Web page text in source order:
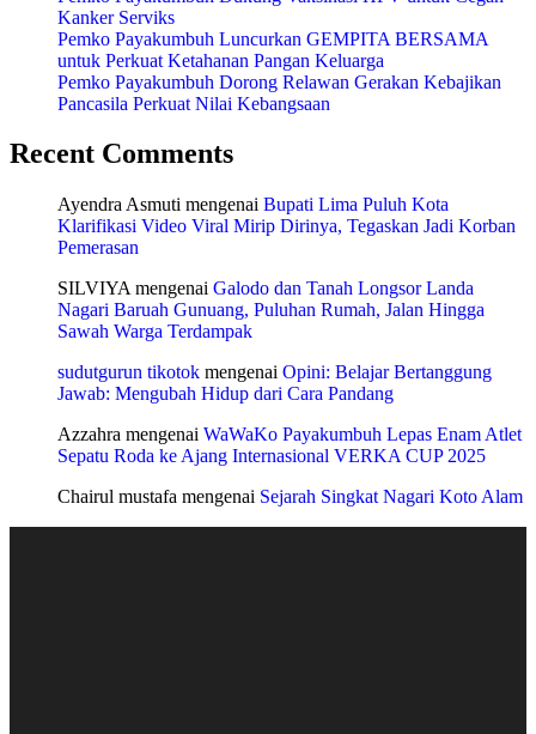
Kanker Serviks
Pemko Payakumbuh Luncurkan GEMPITA BERSAMA
untuk Perkuat Ketahanan Pangan Keluarga
Pemko Payakumbuh Dorong Relawan Gerakan Kebajikan
Pancasila Perkuat Nilai Kebangsaan
Recent Comments
Ayendra Asmuti mengenai Bupati Lima Puluh Kota
Klarifikasi Video Viral Mirip Dirinya, Tegaskan Jadi Korban
Pemerasan
SILVIYA mengenai Galodo dan Tanah Longsor Landa
Nagari Baruah Gunuang, Puluhan Rumah, Jalan Hingga
Sawah Warga Terdampak
sudutgurun tikotok mengenai Opini: Belajar Bertanggung
Jawab: Mengubah Hidup dari Cara Pandang
Azzahra mengenai WaWaKo Payakumbuh Lepas Enam Atlet
Sepatu Roda ke Ajang Internasional VERKA CUP 2025
Chairul mustafa mengenai Sejarah Singkat Nagari Koto Alam